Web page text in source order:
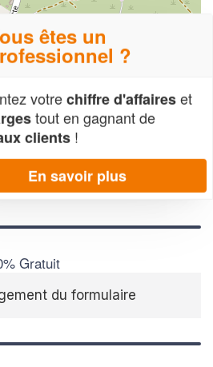
data ©OpenStreetMap contributors,
Gratuit
du formulaire
êtes un
?
votrechiffre d'affaireset
tout en gagnant de
clients !
En savoir plus